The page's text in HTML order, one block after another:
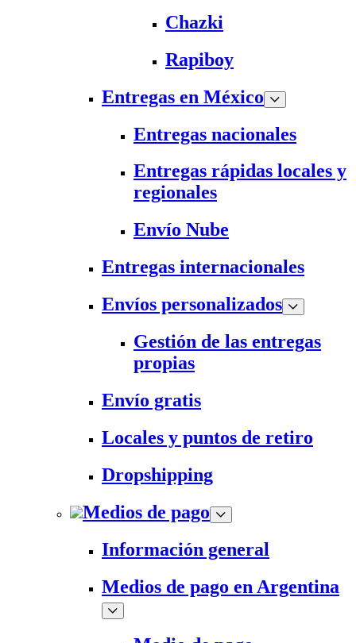
Chazki
Rapiboy
Entregas en México
Entregas nacionales
Entregas rápidas locales y
regionales
Envío Nube
Entregas internacionales
Envíos personalizados
Gestión de las entregas
propias
Envío gratis
Locales y puntos de retiro
Dropshipping
Medios de pago
Información general
Medios de pago en Argentina